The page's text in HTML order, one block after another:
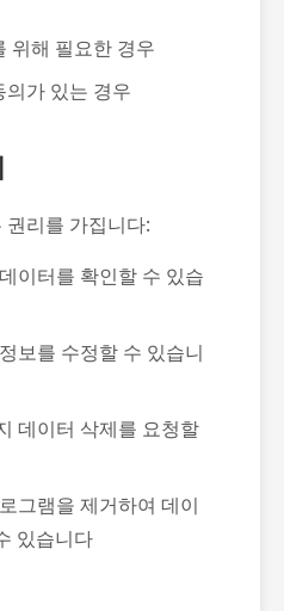
위해 필요한 경우
가 있는 경우
리를 가집니다:
이터를 확인할 수 있습
보를 수정할 수 있습니
데이터 삭제를 요청할
그램을 제거하여 데이
있습니다